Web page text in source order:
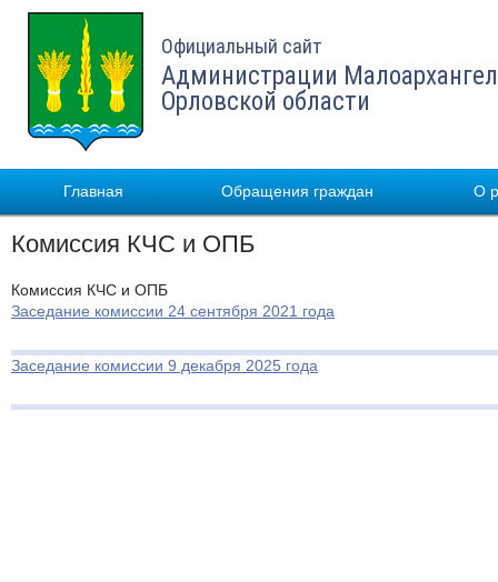
Официальный сайт
Администрации
Орловской области
Главная Обращения граждан О
Комиссия КЧС и ОПБ
Комиссия КЧС и ОПБ
Заседание комиссии 24 сентября 2021 года
Заседание комиссии 9 декабря 2025 года